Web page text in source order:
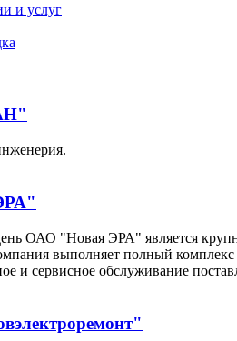
и услуг
ОАО "Новая ЭРА" является
выполняет полный
и сервисное обслуживание